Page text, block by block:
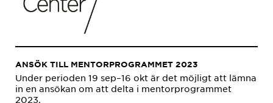
ANSÖK TILL MENTORPROGRAMMET 2023
Under perioden 19 sep–16 okt är det möjligt att lämna
in en ansökan om att delta i mentorprogrammet
2023.